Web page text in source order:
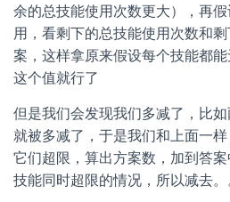
余的总技能使用次数更大），再
用，看剩下的总技能使用次数和
案，这样拿原来假设每个技能都
这个值就行了
但是我们会发现我们多减了，比
就被多减了，于是我们和上面一
它们超限，算出方案数，加到答
技能同时超限的情况，所以减去。